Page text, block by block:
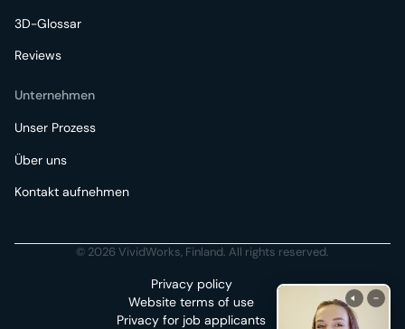
3D-Glossar
Reviews
Unternehmen
Unser Prozess
Über uns
Kontakt aufnehmen
© 2026 VividWorks, Finland. All rights reserved.
Privacy policy
Website terms of use
Privacy for job applicants